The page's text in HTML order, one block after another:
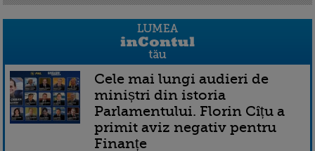
Cele mai lungi audieri de
miniștri din istoria
Parlamentului. Florin Cîțu a
primit aviz negativ pentru
Finanțe